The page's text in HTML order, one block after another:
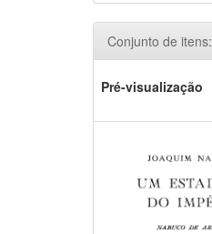
Conjunto de itens:
Pré-visualização